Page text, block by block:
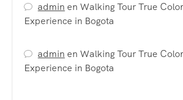
admin enWalking Tour True
Experience in Bogota
admin enWalking Tour True
Experience in Bogota